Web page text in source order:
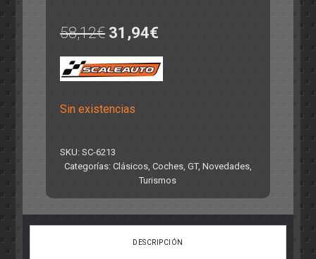
58,12€
El
precio
era:
31,94€
El
precio
es:
Sin existencias
SKU:SC-6213
Categorías: Clásicos, Coches, GT, Novedades,
Turismos
DESCRIPCIÓN